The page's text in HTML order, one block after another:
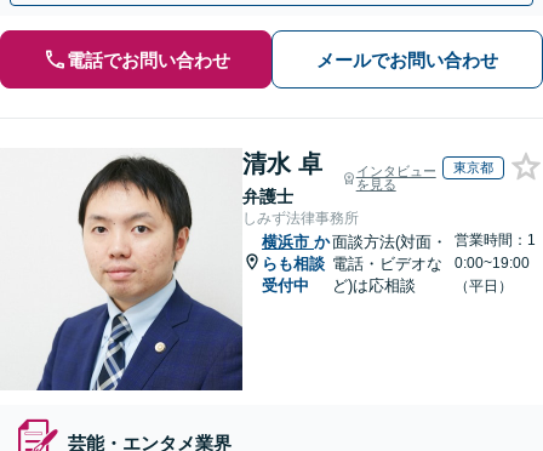
電話でお問い合わせ メールでお問い合わせ
清水 卓
弁護士
インタビュー
を見る
東京都
しみず法律事務所
横浜市 か
らも相談
受付中
面談方法(対面・
電話・ビデオな
ど)は応相談
営業時間：1
0:00~19:00
（平日）
芸能・エンタメ業界